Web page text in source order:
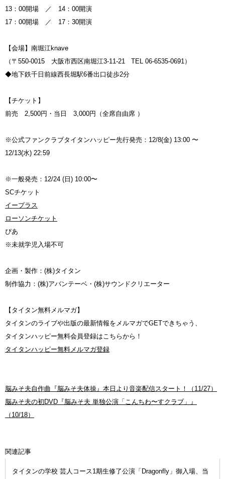
13：00開場 ／ 14：00開演
17：00開場 ／ 17：30開演
【会場】南堀江knave
（〒550-0015 大阪市西区南堀江3-11-21 TEL 06-6535-0691）
◆地下鉄千日前線西長堀駅6番出口徒歩2分
【チケット】
前売 2,500円・当日 3,000円（全席自由席 ）
※公式ファンクラブタイタンハッピー先行発売：12/8(金) 13:00 〜
12/13(水) 22:59
※一般発売：12/24 (日) 10:00〜
SCチケット
イープラス
ローソンチケット
ぴあ
※未就学児入場不可
企画・製作：(株)タイタン
制作協力：(株)アバンテーベ・(株)サウンドクリエーター
【タイタン無料メルマガ】
タイタンのライブや出版の最新情報をメルマガでGETできちゃう、
タイタンハッピー無料会員登録はこちらから！
タイタンハッピー無料メルマガ登録
脳みそ夫自作曲『脳みそ夫体操』本日より音楽配信スタート！（11/27）
脳みそ夫の初DVD『脳みそ夫 単独公演「こんちわ〜すクラブ」』
（10/18）
関連記事
タイタンの学校 芸人コース1期生修了公演「Dragonfly」御入場、当